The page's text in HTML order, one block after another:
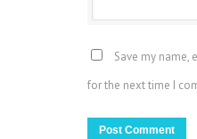
Save my name,
for the next time I